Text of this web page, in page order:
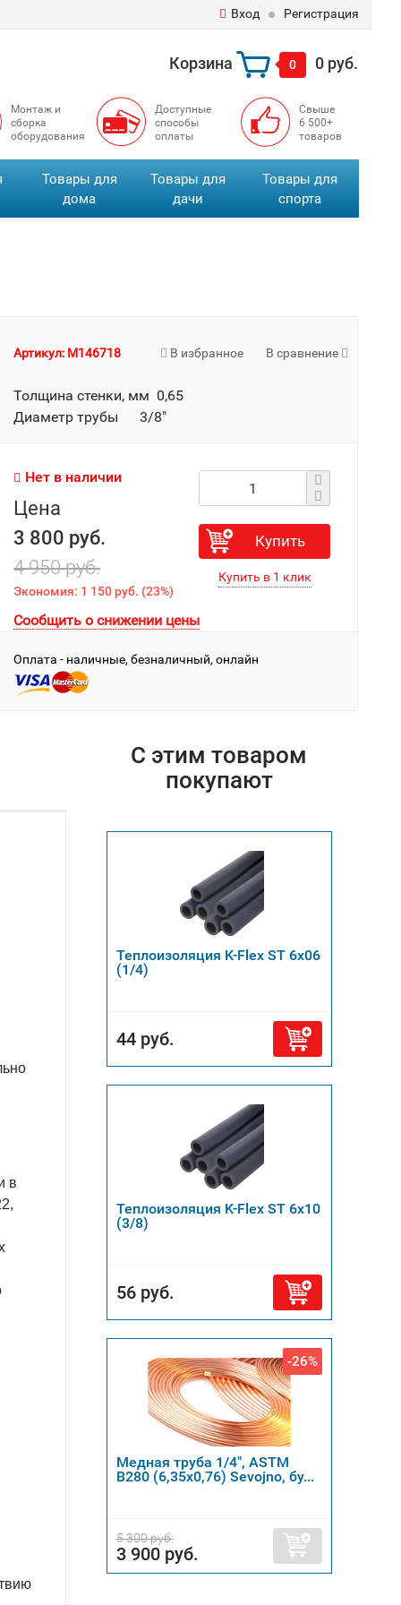
Вход Регистрация
Корзина 0 0 руб.
Монтаж и
сборка
оборудования
Доступные
способы
оплаты
Свыше
6 500+
товаров
Товары для
дома
Товары для
дачи
Товары для
спорта
В избранное В сравнение
Артикул: M146718
Толщина стенки, мм 0,65
Диаметр трубы 3/8"
Нет в наличии
Цена
3 800 руб.
4 950 руб.
Экономия: 1 150 руб. (23%)
Купить
Сообщить о снижении цены
Оплата - наличные, безналичный, онлайн
в
С этим товаром
покупают
Теплоизоляция K-Flex ST 6х06
(1/4)
44 руб.
Теплоизоляция K-Flex ST 6х10
(3/8)
56 руб.
-26%
Медная труба 1/4", ASTM
B280 (6,35х0,76) Sevojno, бу...
5 300 руб.
3 900 руб.